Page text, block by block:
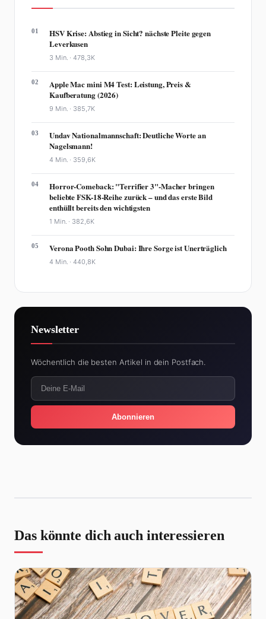
01
HSV Krise: Abstieg in Sicht? nächste Pleite gegen
Leverkusen
3 Min. ·478,3K
02
Apple Mac mini M4 Test: Leistung, Preis &
Kaufberatung (2026)
9 Min. · 385,7K
03
Undav Nationalmannschaft: Deutliche Worte an
Nagelsmann!
4 Min. · 359,6K
04
Horror-Comeback: "Terrifier 3"-Macher bringen
beliebte FSK-18-Reihe zurück – und das erste Bild
enthüllt bereits den wichtigsten
1 Min. · 382,6K
05 Verona Pooth Sohn Dubai: Ihre Sorge ist Unerträglich
4 Min. ·440,8K
Newsletter
Wöchentlich die besten Artikel in dein Postfach.
Abonnieren
Das könnte dich auch interessieren